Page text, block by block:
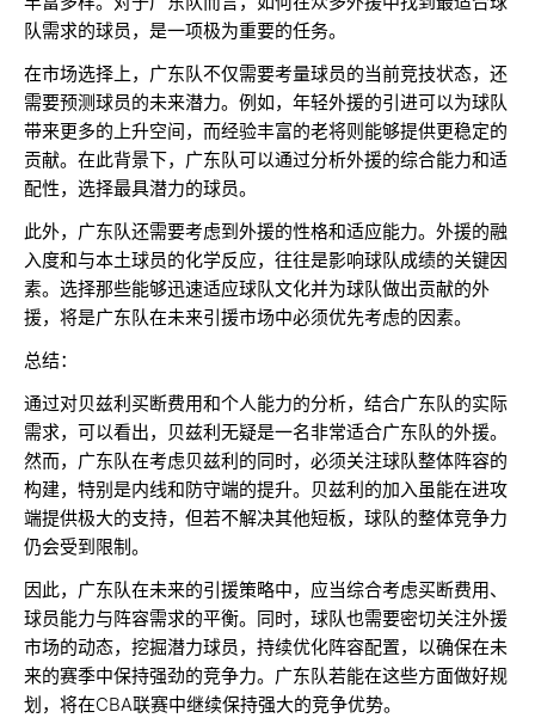
队需求的球员，是一项极为重要的任务。
在市场选择上，广东队不仅需要考量球员的当前竞技状态，还
需要预测球员的未来潜力。例如，年轻外援的引进可以为球队
带来更多的上升空间，而经验丰富的老将则能够提供更稳定的
贡献。在此背景下，广东队可以通过分析外援的综合能力和适
配性，选择最具潜力的球员。
此外，广东队还需要考虑到外援的性格和适应能力。外援的融
入度和与本土球员的化学反应，往往是影响球队成绩的关键因
素。选择那些能够迅速适应球队文化并为球队做出贡献的外
援，将是广东队在未来引援市场中必须优先考虑的因素。
总结：
通过对贝兹利买断费用和个人能力的分析，结合广东队的实际
需求，可以看出，贝兹利无疑是一名非常适合广东队的外援。
然而，广东队在考虑贝兹利的同时，必须关注球队整体阵容的
构建，特别是内线和防守端的提升。贝兹利的加入虽能在进攻
端提供极大的支持，但若不解决其他短板，球队的整体竞争力
仍会受到限制。
因此，广东队在未来的引援策略中，应当综合考虑买断费用、
球员能力与阵容需求的平衡。同时，球队也需要密切关注外援
市场的动态，挖掘潜力球员，持续优化阵容配置，以确保在未
来的赛季中保持强劲的竞争力。广东队若能在这些方面做好规
划，将在CBA联赛中继续保持强大的竞争优势。